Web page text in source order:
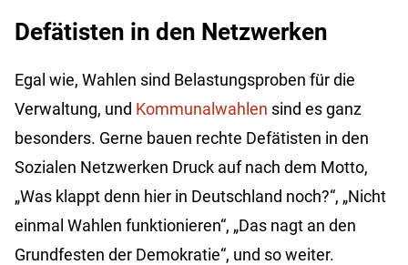
Defätisten in den Netzwerken
Egal wie, Wahlen sind Belastungsproben für die
Verwaltung, und Kommunalwahlen sind es ganz
besonders. Gerne bauen rechte Defätisten in den
Sozialen Netzwerken Druck auf nach dem Motto,
„Was klappt denn hier in Deutschland noch?“, „Nicht
einmal Wahlen funktionieren“, „Das nagt an den
Grundfesten der Demokratie“, und so weiter.